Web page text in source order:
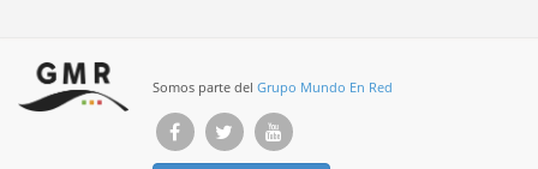
Somos parte del Grupo Mundo En Red